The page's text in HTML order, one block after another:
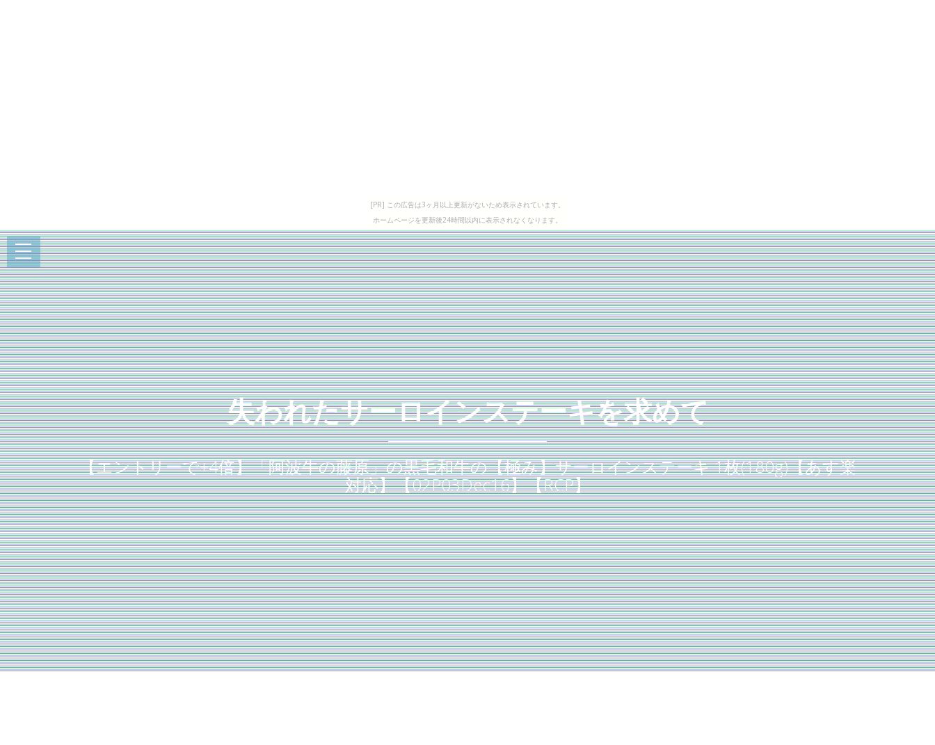
[PR] この広告は3ヶ月以上更新がないため表示されています。
ホームページを更新後24時間以内に表示されなくなります。
失われたサーロインステーキを求めて
【エントリーで+4倍】「阿波牛の藤原」の黒毛和牛の【極み】サーロインステーキ 1枚(180g)【あす楽
対応】【02P03Dec16】【RCP】